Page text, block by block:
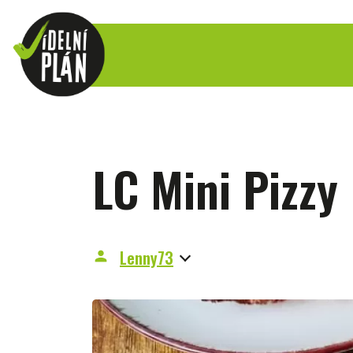
LC Mini Pizzy
person Lenny73